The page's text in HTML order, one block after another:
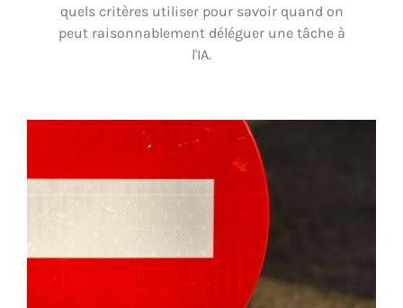
quels critères utiliser pour savoir quand on
peut raisonnablement déléguer une tâche à
l'IA.
La règle et l’élastique